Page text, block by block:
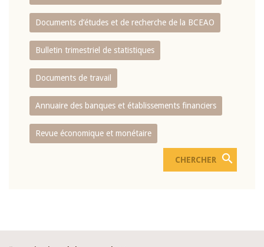
Documents d’études et de recherche de la BCEAO
Bulletin trimestriel de statistiques
Documents de travail
Annuaire des banques et établissements financiers
Revue économique et monétaire